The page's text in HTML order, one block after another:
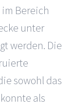
Bereich
unter
werden. Die
sowohl das
als